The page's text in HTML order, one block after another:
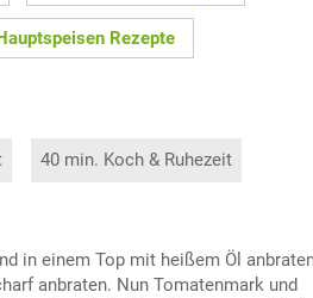
Rezepte
40 min. Koch & Ruhezeit
in einem Top mit heißem Öl
anbraten. Nun Tomatenmark und